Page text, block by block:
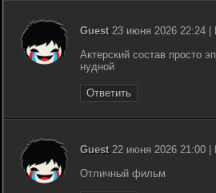
Guest23 июня 2026 22:24 |
Актерский состав просто
нудной
Ответить
Guest22 июня 2026 21:00 |
Отличный фильм